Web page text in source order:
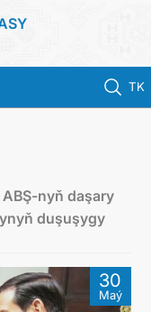
TK
nyň daşary
duşuşygy
30
Maý